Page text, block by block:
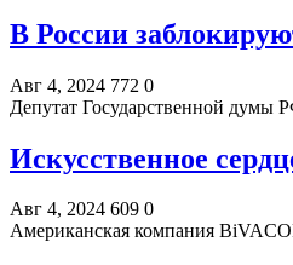
В России
Авг 4, 2024 772 0
Депутат Государственной думы
Искусственное
Авг 4, 2024 609 0
Американская компания